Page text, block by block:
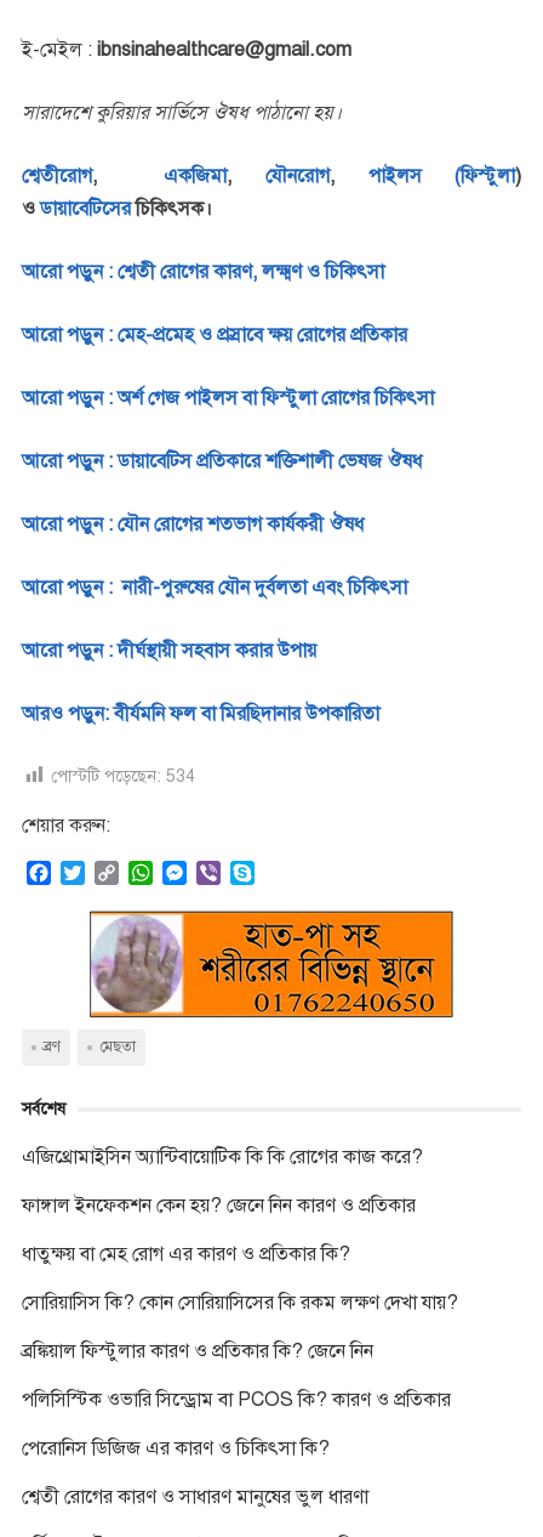
ই-মেইল : ibnsinahealthcare@gmail.com
সারাদেশে কুরিয়ার সার্ভিসে ঔষধ পাঠানো হয়।
শ্বেতীরোগ, একজিমা, যৌনরোগ,পাইলস (ফিস্টুলা)
ওডায়াবেটিসেরচিকিৎসক।
আরো পড়ুন : শ্বেতী রোগের কারণ, লক্ষ্মণ ও চিকিৎসা
আরো পড়ুন : মেহ-প্রমেহ ও প্রস্রাবে ক্ষয় রোগের প্রতিকার
আরো পড়ুন : অর্শ গেজ পাইলস বা ফিস্টুলা রোগের চিকিৎসা
আরো পড়ুন : ডায়াবেটিস প্রতিকারে শক্তিশালী ভেষজ ঔষধ
আরো পড়ুন : যৌন রোগের শতভাগ কার্যকরী ঔষধ
আরো পড়ুন : নারী-পুরুষের যৌন দুর্বলতা এবং চিকিৎসা
আরো পড়ুন : দীর্ঘস্থায়ী সহবাস করার উপায়
আরও পড়ুন: বীর্যমনি ফল বা মিরছিদানার উপকারিতা
পোস্টটি পড়েছেন: 534
শেয়ার করুন:
k
t
e
r
p
y
L
i
n
k
W
a
t
s
A
p
M
s
g
V
b
e
r
y
p
e
ব্রণ মেছতা
সর্বশেষ
এজিথ্রোমাইসিন অ্যান্টিবায়োটিক কি কি রোগের কাজ করে?
ফাঙ্গাল ইনফেকশন কেন হয়? জেনে নিন কারণ ও প্রতিকার
ধাতুক্ষয় বা মেহ রোগ এর কারণ ও প্রতিকার কি?
সোরিয়াসিস কি? কোন সোরিয়াসিসের কি রকম লক্ষণ দেখা যায়?
ব্রঙ্কিয়াল ফিস্টুলার কারণ ও প্রতিকার কি? জেনে নিন
পলিসিস্টিক ওভারি সিন্ড্রোম বা PCOS কি? কারণ ও প্রতিকার
পেরোনিস ডিজিজ এর কারণ ও চিকিৎসা কি?
শ্বেতী রোগের কারণ ও সাধারণ মানুষের ভুল ধারণা